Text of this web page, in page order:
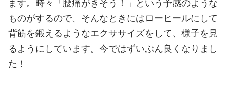
ます。時々「腰痛がきそう！」という予感のような
ものがするので、そんなときにはローヒールにして
背筋を鍛えるようなエクササイズをして、様子を見
るようにしています。今ではずいぶん良くなりまし
た！